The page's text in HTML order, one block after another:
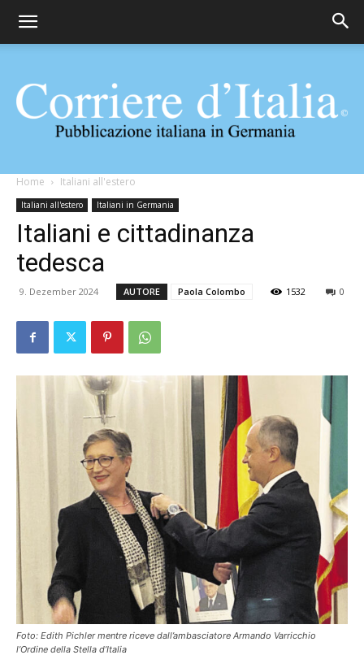
Corriere
d'Italia
Home Italiani all'estero
Italiani all'estero Italiani in Germania
Italiani e cittadinanza
tedesca
9. Dezember 2024 AUTORE Paola Colombo 1532 0
Foto: Edith Pichler mentre riceve dall’ambasciatore Armando Varricchio
l’Ordine della Stella d’Italia